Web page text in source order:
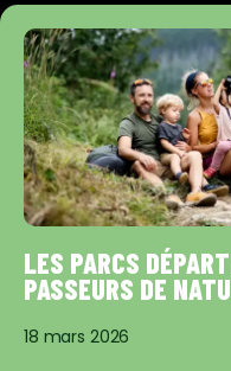
LES PARCS
PASSEURS DE
18 mars 2026